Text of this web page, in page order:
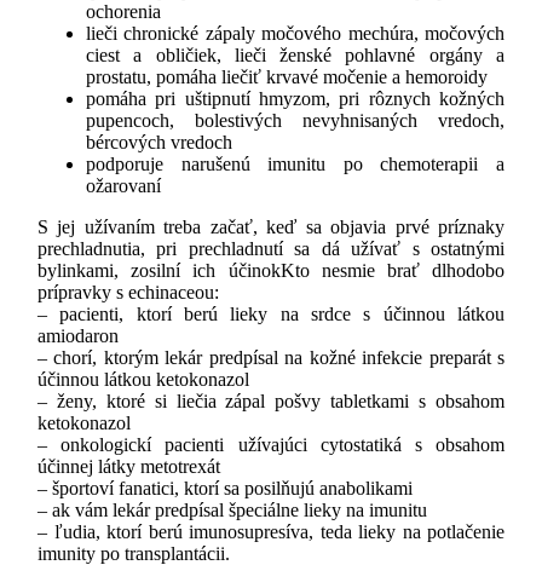
ochorenia
lieči chronické zápaly močového mechúra, močových
ciest a obličiek, lieči ženské pohlavné orgány a
prostatu, pomáha liečiť krvavé močenie a hemoroidy
pomáha pri uštipnutí hmyzom, pri rôznych kožných
pupencoch, bolestivých nevyhnisaných vredoch,
bércových vredoch
podporuje narušenú imunitu po chemoterapii a
ožarovaní
S jej užívaním treba začať, keď sa objavia prvé príznaky
prechladnutia, pri prechladnutí sa dá užívať s ostatnými
bylinkami, zosilní ich účinokKto nesmie brať dlhodobo
prípravky s echinaceou:
– pacienti, ktorí berú lieky na srdce s účinnou látkou
amiodaron
– chorí, ktorým lekár predpísal na kožné infekcie preparát s
účinnou látkou ketokonazol
– ženy, ktoré si liečia zápal pošvy tabletkami s obsahom
ketokonazol
– onkologickí pacienti užívajúci cytostatiká s obsahom
účinnej látky metotrexát
– športoví fanatici, ktorí sa posilňujú anabolikami
– ak vám lekár predpísal špeciálne lieky na imunitu
– ľudia, ktorí berú imunosupresíva, teda lieky na potlačenie
imunity po transplantácii.